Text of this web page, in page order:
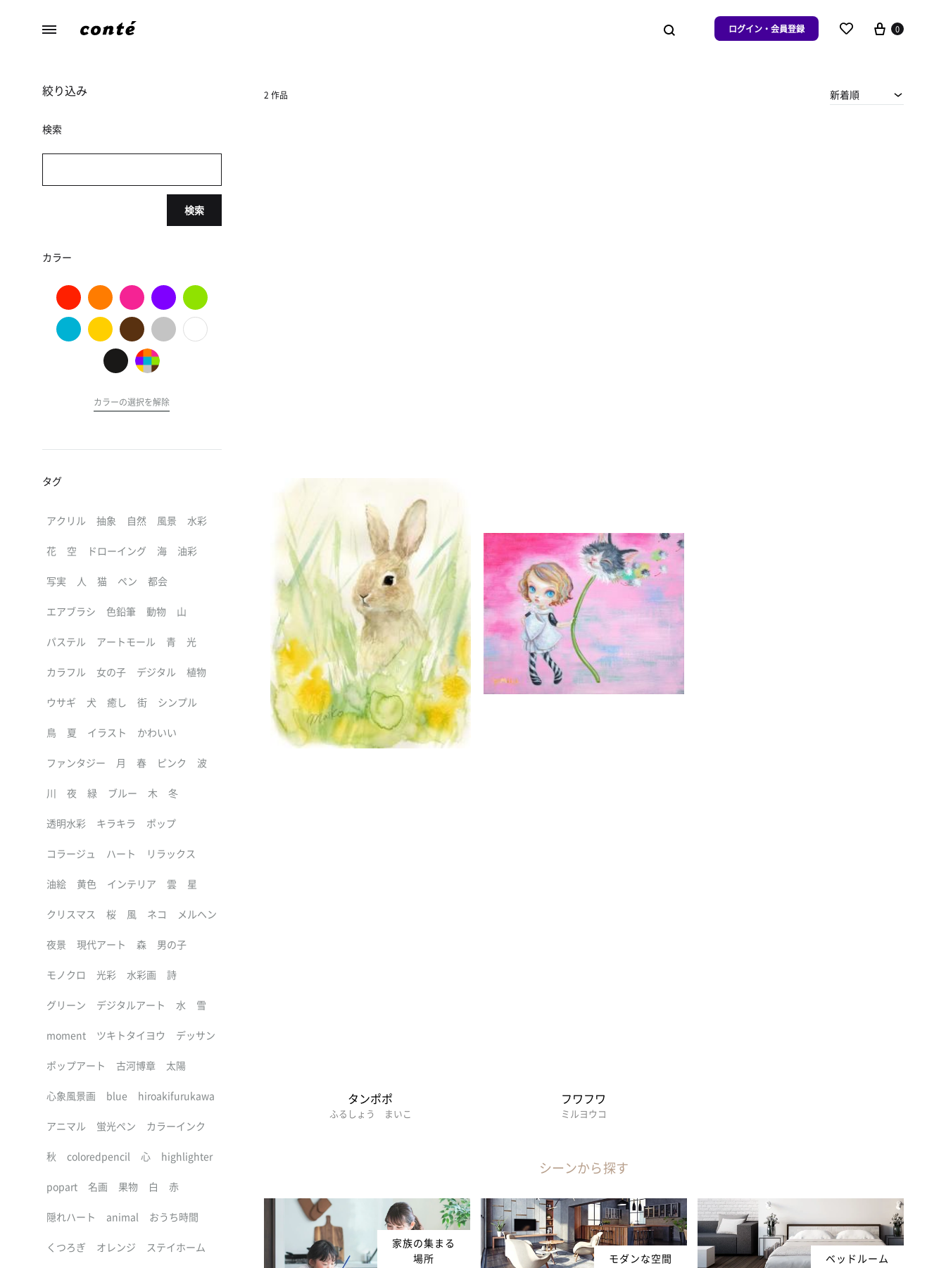
ら
た
の
ログイン・会員登録 0
2 作品 新着順
タンポポ
ふるしょう まいこ
フワフワ
ミルヨウコ
シーンから探す
家族の集まる
場所
モダンな空間 ベッドルーム
絞り込み
検索
検索
カラー
カラーの選択を解除
タグ
アクリル 抽象 自然 風景 水彩
花 空 ドローイング 海 油彩
写実 人 猫 ペン 都会
エアブラシ 色鉛筆 動物 山
パステル アートモール 青 光
カラフル 女の子 デジタル 植物
ウサギ 犬 癒し 街 シンプル
鳥 夏 イラスト かわいい
ファンタジー 月 春 ピンク 波
川 夜 緑 ブルー 木 冬
透明水彩 キラキラ ポップ
コラージュ ハート リラックス
油絵 黄色 インテリア 雲 星
クリスマス 桜 風 ネコ メルヘン
夜景 現代アート 森 男の子
モノクロ 光彩 水彩画 詩
グリーン デジタルアート 水 雪
moment ツキトタイヨウ デッサン
ポップアート 古河博章 太陽
心象風景画 blue hiroakifurukawa
アニマル 蛍光ペン カラーインク
秋 coloredpencil 心 highlighter
popart 名画 果物 白 赤
隠れハート animal おうち時間
くつろぎ オレンジ ステイホーム